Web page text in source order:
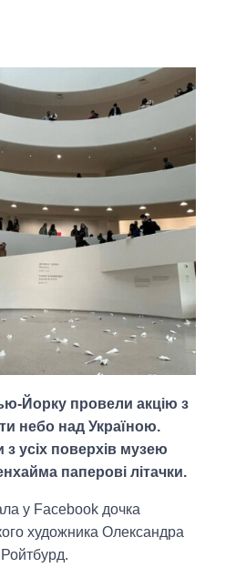
Йорку провели акцію з
небо над Україною.
з усіх поверхів музею
паперові літачки.
у Facebook дочка
художника Олександра